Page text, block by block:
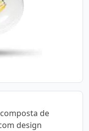
composta de
design